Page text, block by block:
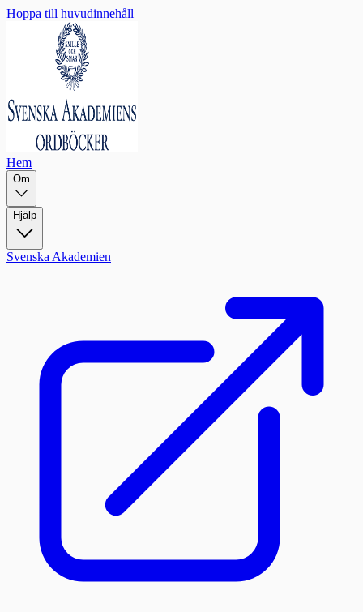
Hoppa till huvudinnehåll
Hem
Om
Hjälp
Svenska Akademien